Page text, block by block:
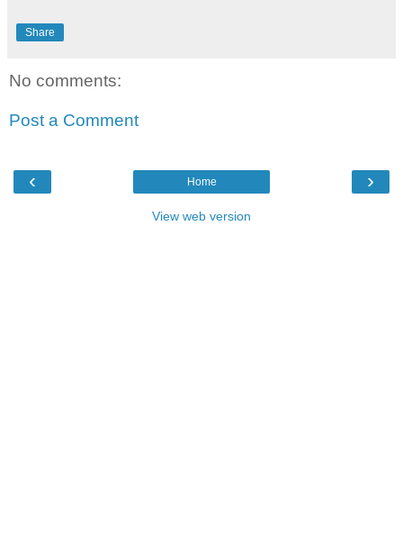
Share
No comments:
Post a Comment
‹ ›
Home
View web version